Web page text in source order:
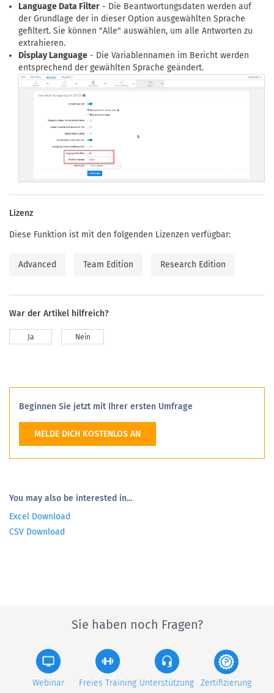
Language Data Filter - Die Beantwortungsdaten werden auf
der Grundlage der in dieser Option ausgewählten Sprache
gefiltert. Sie können "Alle" auswählen, um alle Antworten zu
extrahieren.
Display Language - Die Variablennamen im Bericht werden
entsprechend der gewählten Sprache geändert.
Lizenz
Diese Funktion ist mit den folgenden Lizenzen verfügbar:
Advanced Team Edition Research Edition
War der Artikel hilfreich?
Ja Nein
Beginnen Sie jetzt mit Ihrer ersten Umfrage
MELDE DICH KOSTENLOS AN
You may also be interested in...
Excel Download
CSV Download
Sie haben noch Fragen?
Webinar Freies Training Unterstützung Zertifizierung